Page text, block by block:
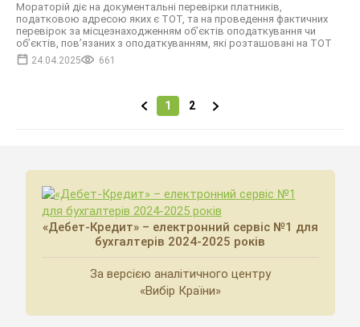
Мораторій діє на документальні перевірки платників,
податковою адресою яких є ТОТ, та на проведення фактичних
перевірок за місцезнаходженням об’єктів оподаткування чи
об’єктів, пов’язаних з оподаткуванням, які розташовані на ТОТ
24.04.2025 661
1 2
«Дебет-Кредит» – електронний сервіс №1 для
бухгалтерів 2024-2025 років
За версією аналітичного центру
«Вибір Країни»